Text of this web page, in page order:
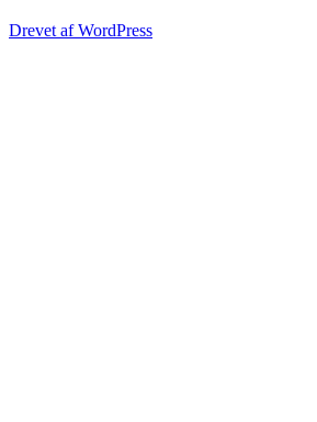
Drevet af WordPress